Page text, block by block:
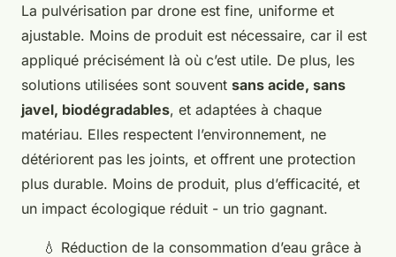
La pulvérisation par drone est fine, uniforme et
ajustable. Moins de produit est nécessaire, car il est
appliqué précisément là où c’est utile. De plus, les
solutions utilisées sont souvent sans acide, sans
javel, biodégradables, et adaptées à chaque
matériau. Elles respectent l’environnement, ne
détériorent pas les joints, et offrent une protection
plus durable. Moins de produit, plus d’efficacité, et
un impact écologique réduit - un trio gagnant.
💧 Réduction de la consommation d’eau grâce à